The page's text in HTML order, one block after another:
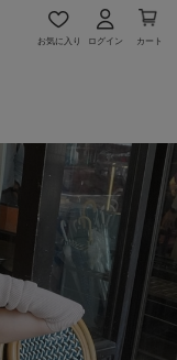
お気に入り ログイン カート